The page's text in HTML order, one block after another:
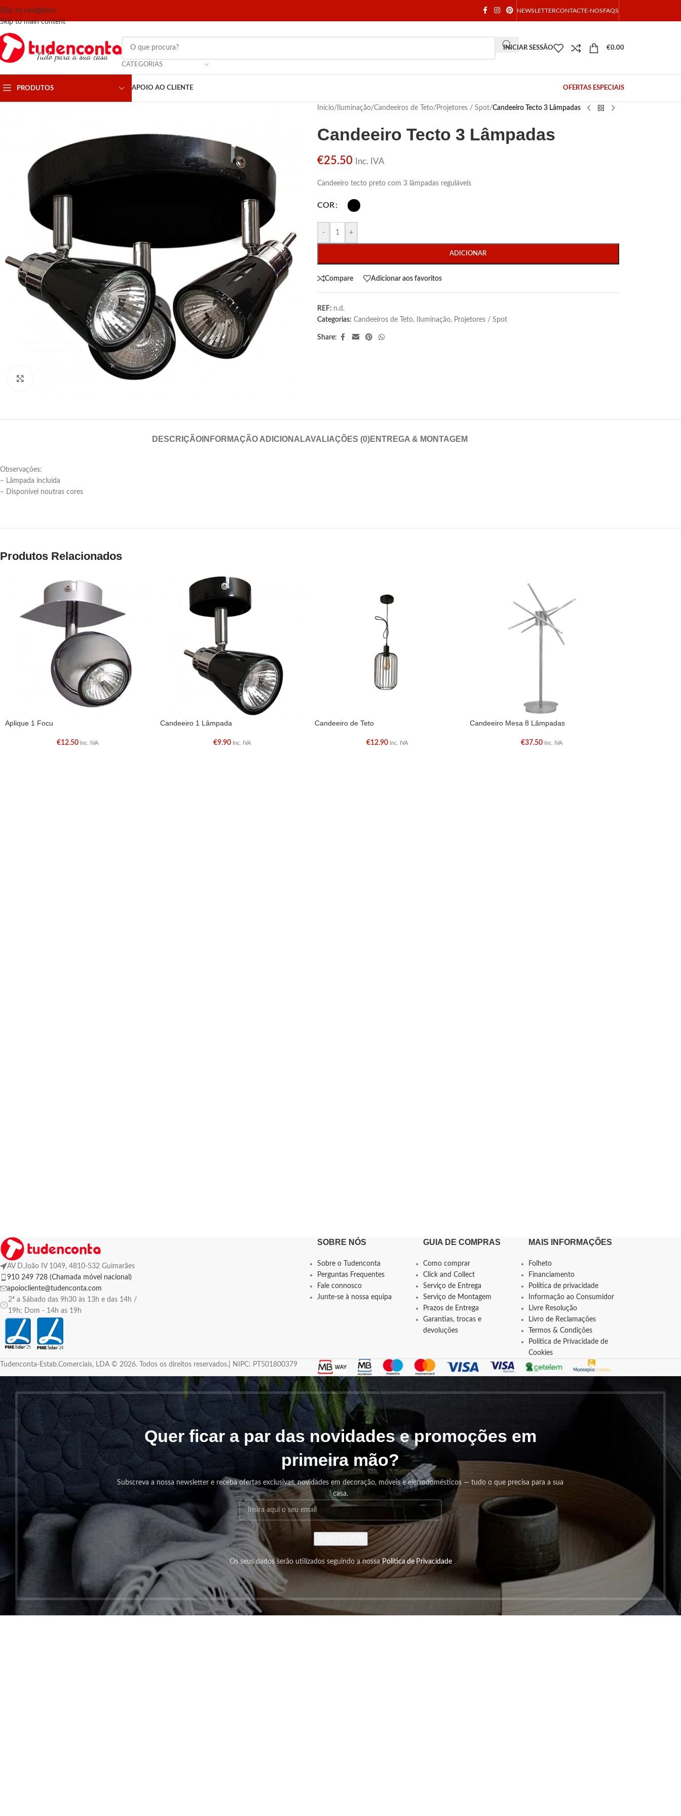
Skip to navigation
Skip to main content
NEWSLETTERCONTACTE-NOSFAQS
CATEGORIAS
INICIAR SESSÃO €0.00
PRODUTOS APOIO AO CLIENTE OFERTAS ESPECIAIS
Início/ Iluminação/Candeeiros de Teto/ Projetores / Spot/Candeeiro Tecto 3 Lâmpadas
Candeeiro Tecto 3 Lâmpadas
€25.50 Inc. IVA
Candeeiro tecto preto com 3 lâmpadas reguláveis
COR
- +
ADICIONAR
Compare Adicionar aos favoritos
REF: n.d.
Categorias: Candeeiros de Teto, Iluminação, Projetores / Spot
Share:
DESCRIÇÃOINFORMAÇÃO ADICIONALAVALIAÇÕES (0)ENTREGA & MONTAGEM
Observações:
– Lâmpada incluída
– Disponível noutras cores
Produtos Relacionados
Aplique 1 Focu
€12.50 Inc. IVA
Candeeiro 1 Lâmpada
€9.90 Inc. IVA
Candeeiro de Teto
€12.90 Inc. IVA
Candeeiro Mesa 8 Lâmpadas
€37.50 Inc. IVA
AV D.João IV 1049, 4810-532 Guimarães
910 249 728 (Chamada móvel nacional)
apoiocliente@tudenconta.com
2ª a Sábado das 9h30 às 13h e das 14h /
19h; Dom - 14h as 19h
SOBRE NÓS
Sobre o Tudenconta
Perguntas Frequentes
Fale connosco
Junte-se à nossa equipa
GUIA DE COMPRAS
Como comprar
Click and Collect
Serviço de Entrega
Serviço de Montagem
Prazos de Entrega
Garantias, trocas e
devoluções
MAIS INFORMAÇÕES
Folheto
Financiamento
Política de privacidade
Informação ao Consumidor
Livre Resolução
Livro de Reclamações
Termos & Condições
Política de Privacidade de
Cookies
Tudenconta-Estab.Comerciais, LDA © 2026. Todos os direitos reservados.| NIPC: PT501800379
Quer ficar a par das novidades e promoções em
primeira mão?
Subscreva a nossa newsletter e receba ofertas exclusivas, novidades em decoração, móveis e eletrodomésticos — tudo o que precisa para a sua
casa.
Os seus dados serão utilizados seguindo a nossaPolitica de Privacidade